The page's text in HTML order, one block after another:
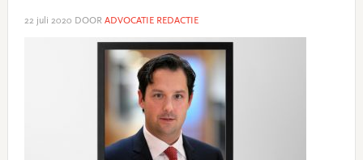
22 juli 2020 DOOR ADVOCATIE REDACTIE